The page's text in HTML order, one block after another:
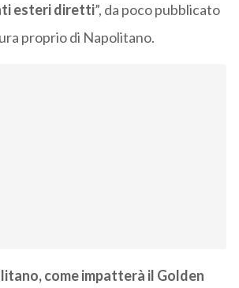
esteri diretti”, da poco pubblicato
proprio di Napolitano.
come impatterà il Golden